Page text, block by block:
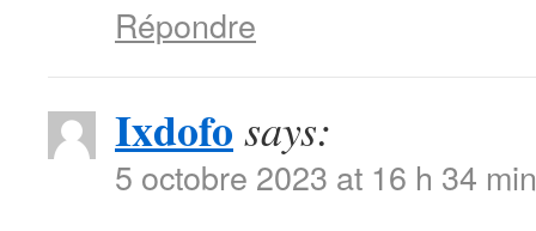
Répondre
Ixdofo says:
5 octobre 2023 at 16 h 34 min